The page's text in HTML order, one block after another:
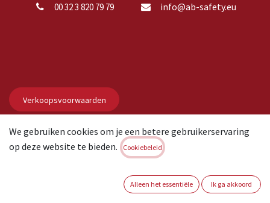
00 32 3 820 79 79 info@ab-safety.eu
Verkoopsvoorwaarden
Privacy
We gebruiken cookies om je een betere gebruikerservaring
op deze website te bieden.
Cookiebeleid
Alleen het essentiële Ik ga akkoord